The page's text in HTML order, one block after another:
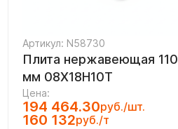
Артикул: N58730
Плита нержавеющая 110
мм 08Х18Н10Т
Цена:
194 464.30руб./шт.
160 132руб./т